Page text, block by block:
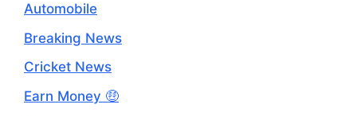
Automobile
Breaking News
Cricket News
Earn Money 🤑